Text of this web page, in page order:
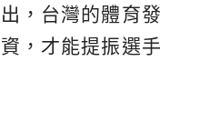
，台灣的體育發
，才能提振選手